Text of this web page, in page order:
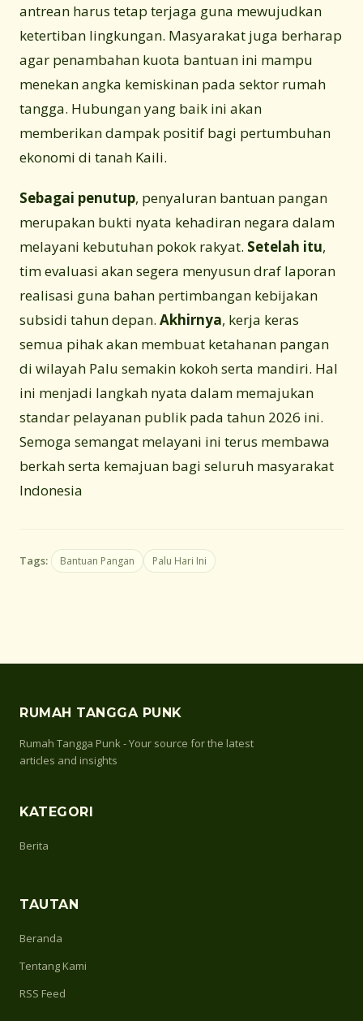
antrean harus tetap terjaga guna mewujudkan
ketertiban lingkungan. Masyarakat juga berharap
agar penambahan kuota bantuan ini mampu
menekan angka kemiskinan pada sektor rumah
tangga. Hubungan yang baik ini akan
memberikan dampak positif bagi pertumbuhan
ekonomi di tanah Kaili.
Sebagai penutup, penyaluran bantuan pangan
merupakan bukti nyata kehadiran negara dalam
melayani kebutuhan pokok rakyat. Setelah itu,
tim evaluasi akan segera menyusun draf laporan
realisasi guna bahan pertimbangan kebijakan
subsidi tahun depan. Akhirnya, kerja keras
semua pihak akan membuat ketahanan pangan
di wilayah Palu semakin kokoh serta mandiri. Hal
ini menjadi langkah nyata dalam memajukan
standar pelayanan publik pada tahun 2026 ini.
Semoga semangat melayani ini terus membawa
berkah serta kemajuan bagi seluruh masyarakat
Indonesia
Tags: Bantuan Pangan Palu Hari Ini
RUMAH TANGGA PUNK
Rumah Tangga Punk - Your source for the latest
articles and insights
KATEGORI
Berita
TAUTAN
Beranda
Tentang Kami
RSS Feed